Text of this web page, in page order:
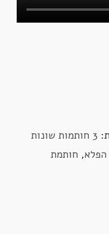
3 חותמות שונות
, חותמת